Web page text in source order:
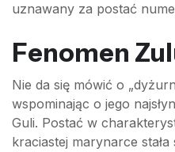
uznawany za postać
Fenomen
Nie da się mówić o
wspominając o jego
Guli. Postać w
kraciastej marynarce